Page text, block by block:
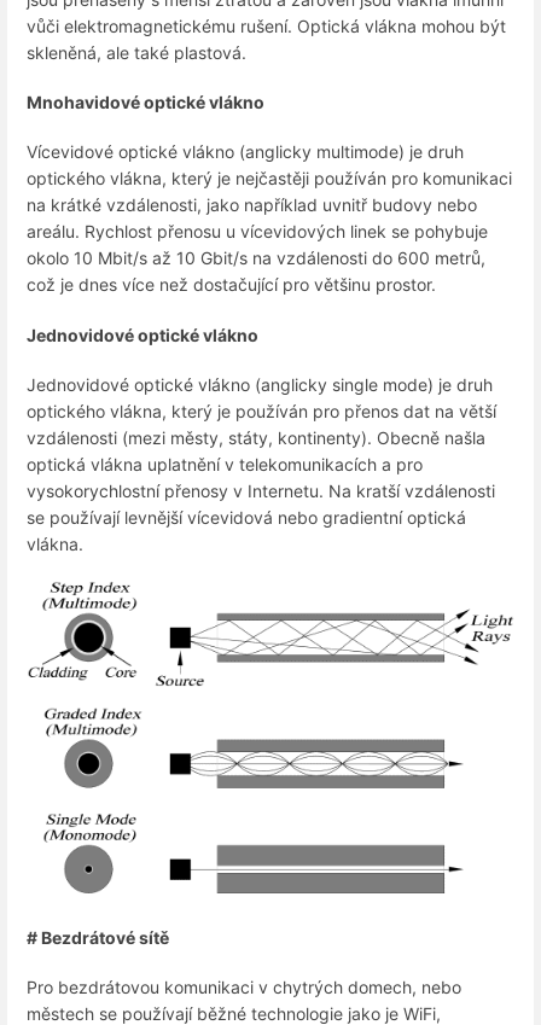
vůči elektromagnetickému rušení. Optická vlákna mohou být
skleněná, ale také plastová.
Mnohavidové optické vlákno
Vícevidové optické vlákno (anglicky multimode) je druh
optického vlákna, který je nejčastěji používán pro komunikaci
na krátké vzdálenosti, jako například uvnitř budovy nebo
areálu. Rychlost přenosu u vícevidových linek se pohybuje
okolo 10 Mbit/s až 10 Gbit/s na vzdálenosti do 600 metrů,
což je dnes více než dostačující pro většinu prostor.
Jednovidové optické vlákno
Jednovidové optické vlákno (anglicky single mode) je druh
optického vlákna, který je používán pro přenos dat na větší
vzdálenosti (mezi městy, státy, kontinenty). Obecně našla
optická vlákna uplatnění v telekomunikacích a pro
vysokorychlostní přenosy v Internetu. Na kratší vzdálenosti
se používají levnější vícevidová nebo gradientní optická
vlákna.
# Bezdrátové sítě
Pro bezdrátovou komunikaci v chytrých domech, nebo
městech se používají běžné technologie jako je WiFi,